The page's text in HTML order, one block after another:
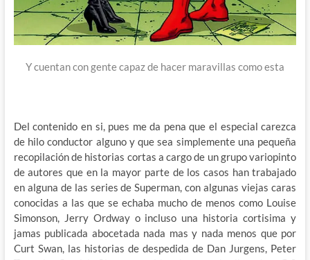
Y cuentan con gente capaz de hacer maravillas como esta
Del contenido en si, pues me da pena que el especial carezca
de hilo conductor alguno y que sea simplemente una pequeña
recopilación de historias cortas a cargo de un grupo variopinto
de autores que en la mayor parte de los casos han trabajado
en alguna de las series de Superman, con algunas viejas caras
conocidas a las que se echaba mucho de menos como Louise
Simonson, Jerry Ordway o incluso una historia cortisima y
jamas publicada abocetada nada mas y nada menos que por
Curt Swan, las historias de despedida de Dan Jurgens, Peter